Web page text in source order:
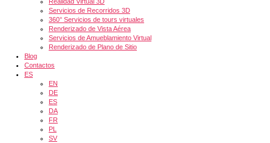
Servicios de Recorridos 3D
360° Servicios de tours virtuales
Renderizado de Vista Aérea
Servicios de Amueblamiento Virtual
Renderizado de Plano de Sitio
Blog
Contactos
ES
EN
DE
ES
DA
FR
PL
SV